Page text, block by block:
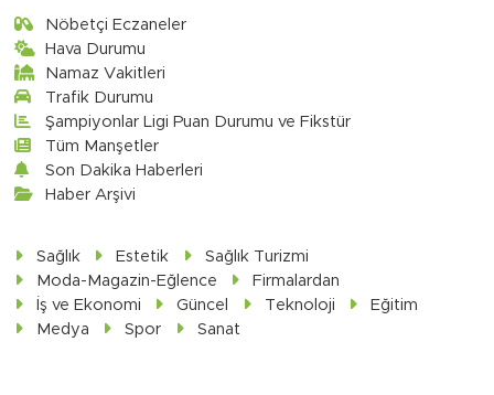
Nöbetçi Eczaneler
Hava Durumu
Namaz Vakitleri
Trafik Durumu
Şampiyonlar Ligi Puan Durumu ve Fikstür
Tüm Manşetler
Son Dakika Haberleri
Haber Arşivi
Sağlık Estetik
Sağlık Turizmi
Moda-Magazin-Eğlence
Firmalardan
İş ve Ekonomi
Güncel Teknoloji
Eğitim
Medya
Spor Sanat